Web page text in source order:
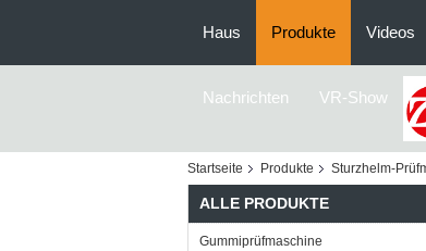
Haus Produkte Videos
Nachrichten VR-Show
Startseite Produkte Sturzhelm-
ALLE PRODUKTE
Gummiprüfmaschine